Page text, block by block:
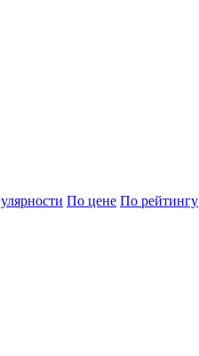
По цене По рейтингу